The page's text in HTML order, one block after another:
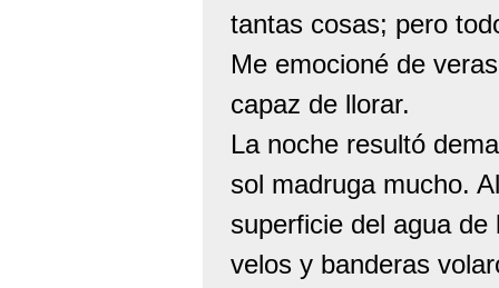
tantas cosas; pero
Me emocioné de
capaz de llorar.
La noche resultó
sol madruga mucho.
superficie del agua
velos y banderas